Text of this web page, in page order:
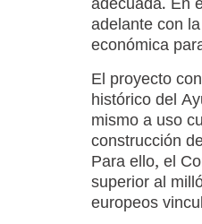
adecuada. En
adelante con
económica
El proyecto
histórico del
mismo a uso
construcción
Para ello, el
superior al
europeos